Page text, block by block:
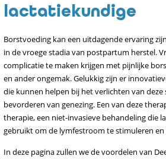
lactatiekundige
Borstvoeding kan een uitdagende ervaring
in de vroege stadia van postpartum herstel.
complicatie te maken krijgen met pijnlijke
en ander ongemak. Gelukkig zijn er
die kunnen helpen bij het verlichten van
bevorderen van genezing. Een van deze
therapie, een niet-invasieve behandeling die
gebruikt om de lymfestroom te stimuleren
In deze pagina zullen we de voordelen van